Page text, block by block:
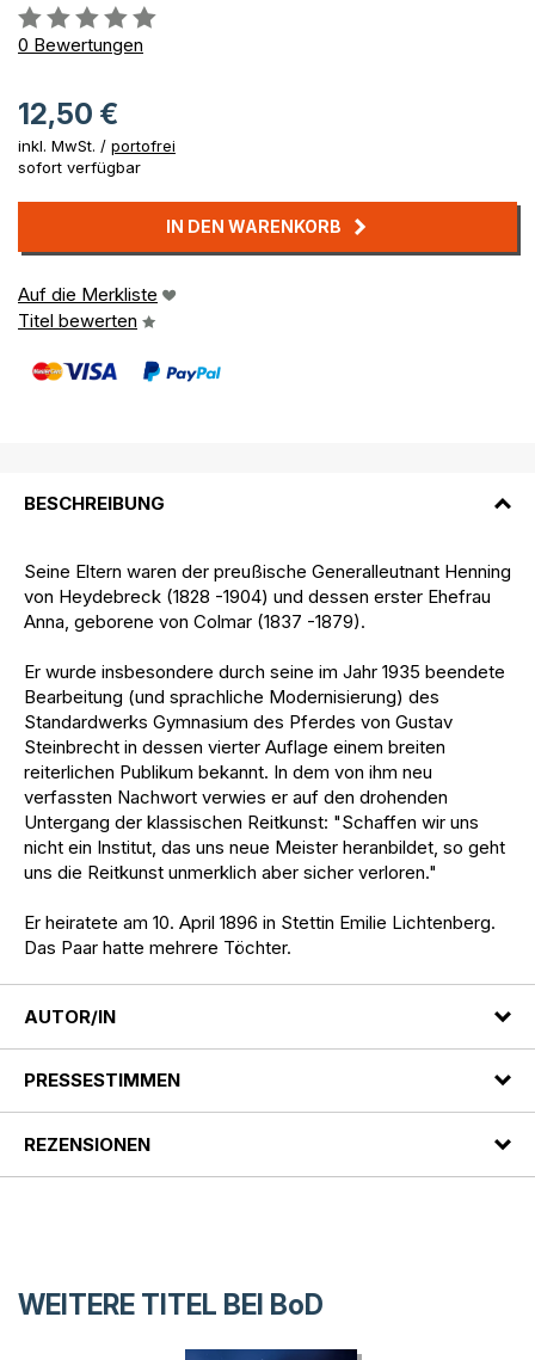
Bewertung::
0%
0 Bewertungen
12,50 €
inkl. MwSt. / portofrei
sofort verfügbar
IN DEN WARENKORB
Auf die Merkliste
Titel bewerten
BESCHREIBUNG
Seine Eltern waren der preußische Generalleutnant Henning
von Heydebreck (1828 -1904) und dessen erster Ehefrau
Anna, geborene von Colmar (1837 -1879).
Er wurde insbesondere durch seine im Jahr 1935 beendete
Bearbeitung (und sprachliche Modernisierung) des
Standardwerks Gymnasium des Pferdes von Gustav
Steinbrecht in dessen vierter Auflage einem breiten
reiterlichen Publikum bekannt. In dem von ihm neu
verfassten Nachwort verwies er auf den drohenden
Untergang der klassischen Reitkunst: "Schaffen wir uns
nicht ein Institut, das uns neue Meister heranbildet, so geht
uns die Reitkunst unmerklich aber sicher verloren."
Er heiratete am 10. April 1896 in Stettin Emilie Lichtenberg.
Das Paar hatte mehrere Töchter.
AUTOR/IN
PRESSESTIMMEN
REZENSIONEN
WEITERE TITEL BEI BoD